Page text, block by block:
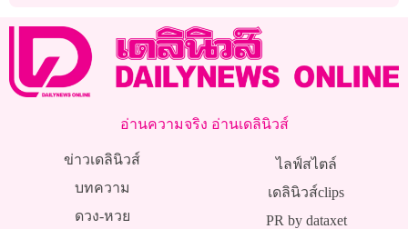
อ่านความจริง อ่านเดลินิวส์
ข่าวเดลินิวส์
บทความ
ดวง-หวย
ไลฟ์สไตล์
เดลินิวส์clips
PR by dataxet